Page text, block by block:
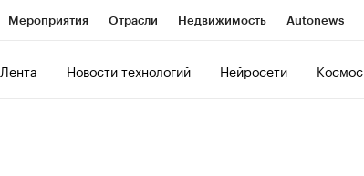
Мероприятия Отрасли Недвижимость Autonews
Лента Новости технологий Нейросети Космос